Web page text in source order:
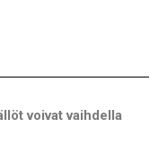
voivat vaihdella